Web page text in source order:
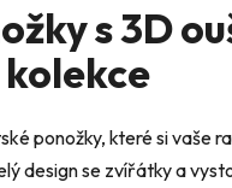
s 3D
ponožky, které si vaše
design se zvířátky a